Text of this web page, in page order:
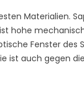
Materialien.
hohe
Fenster des
ist auch gegen